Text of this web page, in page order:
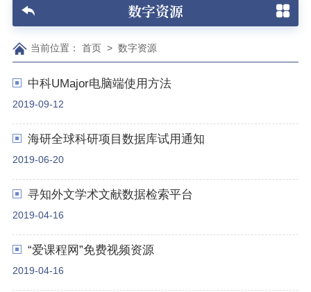
数字资源
当前位置： 首页> 数字资源
中科UMajor电脑端使用方法
2019-09-12
海研全球科研项目数据库试用通知
2019-06-20
寻知外文学术文献数据检索平台
2019-04-16
“爱课程网”免费视频资源
2019-04-16